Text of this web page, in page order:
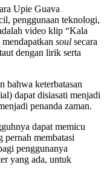
Upie Guava
penggunaan teknologi,
video klip “Kala
soul secara
dengan lirik serta
bahwa keterbatasan
dapat disiasati menjadi
penanda zaman.
dapat memicu
membatasi
penggunanya
yang ada, untuk